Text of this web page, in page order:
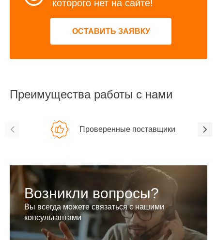
которого нет на сайте!
ОСТАВИТЬ ЗАЯВКУ
Преимущества работы с нами
Проверенные поставщики
Возникли вопросы?
Вы всегда можете связаться с нашими
консультантами